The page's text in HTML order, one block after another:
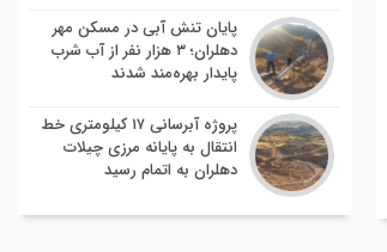
پایان تنش آبی در مسکن مهر
دهلران؛ ۳ هزار نفر از آب شرب
پایدار بهره‌مند شدند
پروژه آبرسانی ۱۷ کیلومتری خط
انتقال به پایانه مرزی چیلات
دهلران به اتمام رسید